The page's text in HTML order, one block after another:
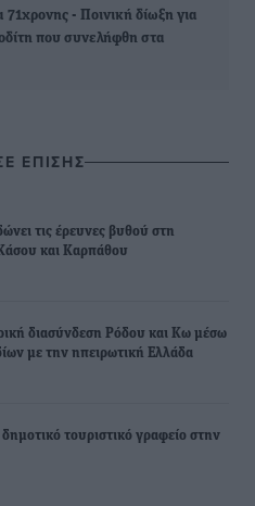
- Ποινική δίωξη για
που συνελήφθη στα
ΕΠΙΣΗΣ
τις έρευνες βυθού στη
και Καρπάθου
διασύνδεση Ρόδου και Κω μέσω
με την ηπειρωτική Ελλάδα
τουριστικό γραφείο στην